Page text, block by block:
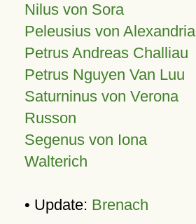
Nilus von Sora
Peleusius von Alexandria
Petrus Andreas Challiau
Petrus Nguyen Van Luu
Saturninus von Verona
Russon
Segenus von Iona
Walterich
• Update: Brenach